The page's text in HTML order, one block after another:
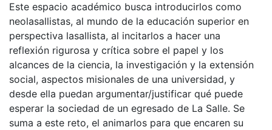
Este espacio académico busca introducirlos como
neolasallistas, al mundo de la educación superior en
perspectiva lasallista, al incitarlos a hacer una
reflexión rigurosa y crítica sobre el papel y los
alcances de la ciencia, la investigación y la extensión
social, aspectos misionales de una universidad, y
desde ella puedan argumentar/justificar qué puede
esperar la sociedad de un egresado de La Salle. Se
suma a este reto, el animarlos para que encaren su